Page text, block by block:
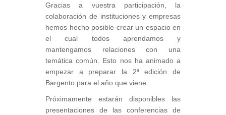
Gracias a vuestra participación , la
colaboración de instituciones y empresas
hemos hecho posible crear un espacio en
el cual todos aprendamos y
mantengamos relaciones con una
temática común. Esto nos ha animado a
empezar a preparar la 2ª edición de
Bargento para el año que viene.
Próximamente estarán disponibles las
presentaciones de las conferencias de